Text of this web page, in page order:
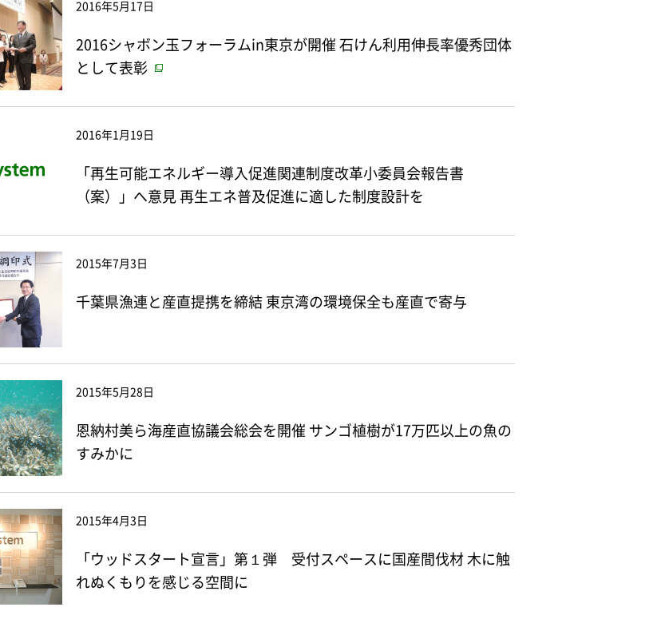
2016年5月17日
2016シャボン玉フォーラムin東京が開催 石けん利用伸長率優秀団体
として表彰
2016年1月19日
「再生可能エネルギー導入促進関連制度改革小委員会報告書
（案）」へ意見 再生エネ普及促進に適した制度設計を
2015年7月3日
千葉県漁連と産直提携を締結 東京湾の環境保全も産直で寄与
2015年5月28日
恩納村美ら海産直協議会総会を開催 サンゴ植樹が17万匹以上の魚の
すみかに
2015年4月3日
「ウッドスタート宣言」第１弾 受付スペースに国産間伐材 木に触
れぬくもりを感じる空間に